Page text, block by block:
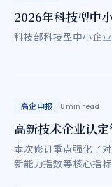
2026年科技型中
科技部科技型中小企
高企申报 8 min read
高新技术企业认
本次修订重点强化了
新能力指数等核心指